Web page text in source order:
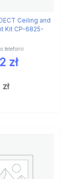
Ceiling and
Kit CP-6825-
telefonii
zł
zł